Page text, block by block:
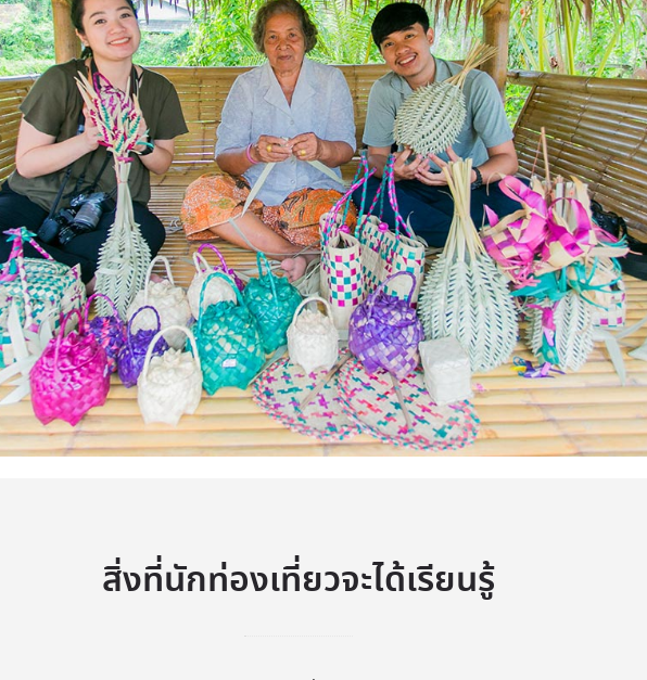
สิ่งที่นักท่องเที่ยวจะได้เรียนรู้